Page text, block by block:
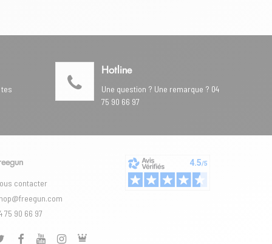
Hotline
Une question ? Une remarque ? 04
75 90 66 97
contacter
75 90 66 97